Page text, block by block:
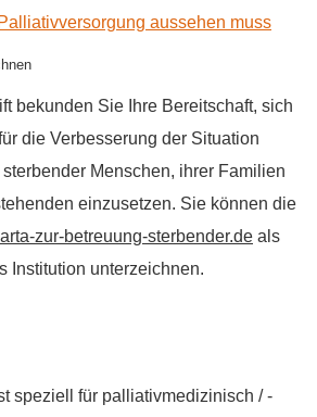
aussehen muss
bekunden Sie Ihre Bereitschaft, sich
die Verbesserung der Situation
Menschen, ihrer Familien
einzusetzen. Sie können die
zur-betreuung-sterbender.de als
Institution unterzeichnen.
speziell für palliativmedizinisch / -